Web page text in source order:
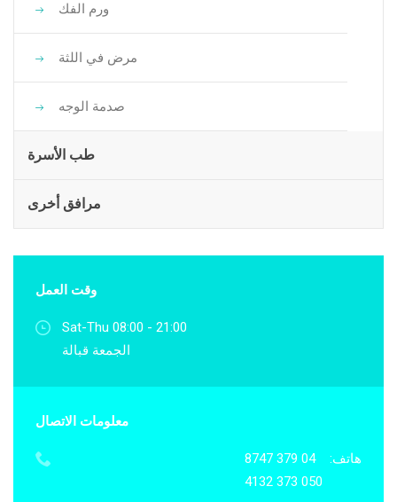
ورم الفك
مرض في اللثة
صدمة الوجه
طب الأسرة
مرافق أخرى
وقت العمل
Sat-Thu 08:00 - 21:00
الجمعة قبالة
معلومات الاتصال
هاتف:
04 379 8747
050 373 4132